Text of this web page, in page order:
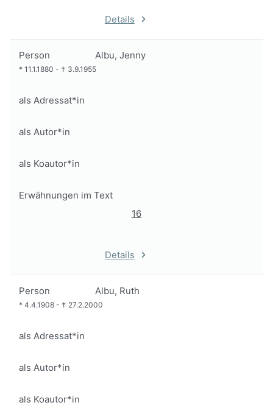
Details
Person Albu, Jenny
* 11.1.1880 - † 3.9.1955
als Adressat*in
als Autor*in
als Koautor*in
Erwähnungen im Text
16
Details
Person Albu, Ruth
* 4.4.1908 - † 27.2.2000
als Adressat*in
als Autor*in
als Koautor*in